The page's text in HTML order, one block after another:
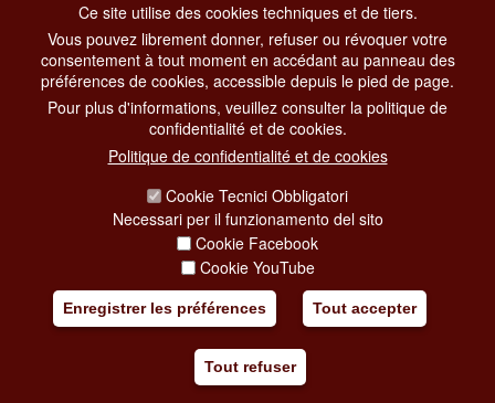
Dipartimento Grandi Eventi, Sport, Turismo e Moda.
Via di San Basilio, 51
00187 Roma
CONTACT CENTER TEL. 06 06 08
CONTATTA LA REDAZIONE
SOCIAL MEDIA POLICY
COPYRIGHT
Ce site utilise des cookies techniques et de tiers.
Vous pouvez librement donner, refuser ou révoquer votre
consentement à tout moment en accédant au panneau des
préférences de cookies, accessible depuis le pied de page.
Pour plus d'informations, veuillez consulter la politique de
confidentialité et de cookies.
Politique de confidentialité et de cookies
Cookie Tecnici Obbligatori
Necessari per il funzionamento del sito
Cookie Facebook
Cookie YouTube
Enregistrer les préférences Tout accepter
Tout refuser